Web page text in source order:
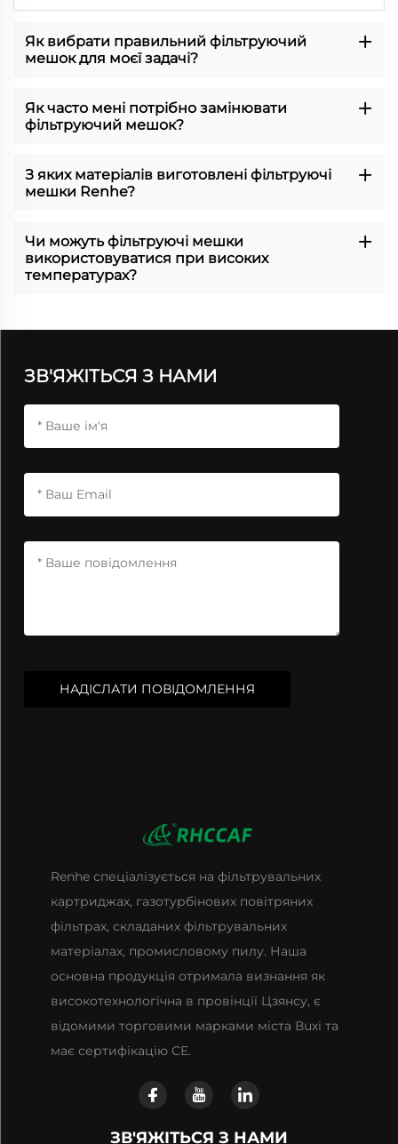
Як вибрати правильний фільтруючий
мешок для моєї задачі?
Як часто мені потрібно замінювати
фільтруючий мешок?
З яких матеріалів виготовлені фільтруючі
мешки Renhe?
Чи можуть фільтруючі мешки
використовуватися при високих
температурах?
ЗВ'ЯЖІТЬСЯ З НАМИ
НАДІСЛАТИ ПОВІДОМЛЕННЯ
Renhe спеціалізується на фільтрувальних
картриджах, газотурбінових повітряних
фільтрах, складаних фільтрувальних
матеріалах, промисловому пилу. Наша
основна продукція отримала визнання як
високотехнологічна в провінції Цзянсу, є
відомими торговими марками міста Вuxі та
має сертифікацію CE.
ЗВ'ЯЖІТЬСЯ З НАМИ